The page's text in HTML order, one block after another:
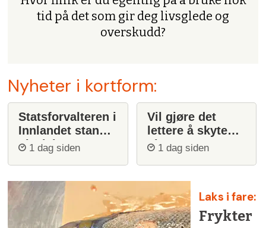
tid på det som gir deg livsglede og
overskudd?
Nyheter i kortform:
Statsforvalteren i
Innlandet stanser
ulvejakt
1 dag siden
Vil gjøre det
lettere å skyte
ulv1 dag siden
Laks i fare:
Frykter